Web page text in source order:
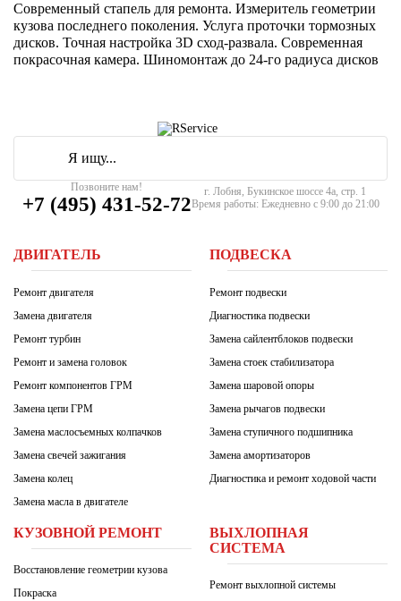
Современный стапель для ремонта. Измеритель геометрии
кузова последнего поколения. Услуга проточки тормозных
дисков. Точная настройка 3D сход-развала. Современная
покрасочная камера. Шиномонтаж до 24-го радиуса дисков
Позвоните нам!
+7 (495) 431-52-72
г. Лобня, Букинское шоссе 4а, стр. 1
Время работы: Ежедневно с 9:00 до 21:00
ДВИГАТЕЛЬ
Ремонт двигателя
Замена двигателя
Ремонт турбин
Ремонт и замена головок
Ремонт компонентов ГРМ
Замена цепи ГРМ
Замена маслосъемных колпачков
Замена свечей зажигания
Замена колец
Замена масла в двигателе
ПОДВЕСКА
Ремонт подвески
Диагностика подвески
Замена сайлентблоков подвески
Замена стоек стабилизатора
Замена шаровой опоры
Замена рычагов подвески
Замена ступичного подшипника
Замена амортизаторов
Диагностика и ремонт ходовой части
КУЗОВНОЙ РЕМОНТ
Восстановление геометрии кузова
Покраска
ВЫХЛОПНАЯ
СИСТЕМА
Ремонт выхлопной системы